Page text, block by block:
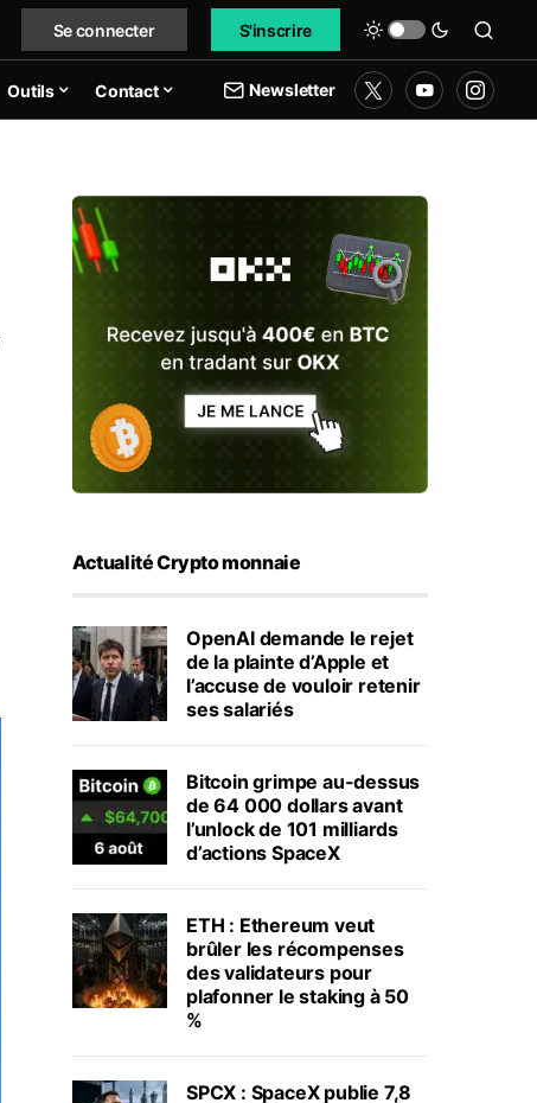
Se connecter S'inscrire
Outils Contact Newsletter
Actualité Crypto monnaie
OpenAI demande le rejet
de la plainte d’Apple et
l’accuse de vouloir retenir
ses salariés
Bitcoin grimpe au-dessus
de 64 000 dollars avant
l’unlock de 101 milliards
d’actions SpaceX
ETH : Ethereum veut
brûler les récompenses
des validateurs pour
plafonner le staking à 50
%
SPCX : SpaceX publie 7,8